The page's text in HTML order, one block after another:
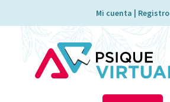
contenido
Mi cuenta | Registro